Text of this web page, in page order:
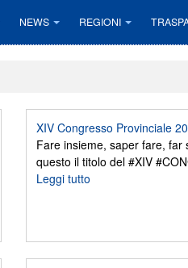
NEWS REGIONI
XIV Congresso Provinciale
Fare insieme, saper fare,
questo il titolo del #XIV
Leggi tutto